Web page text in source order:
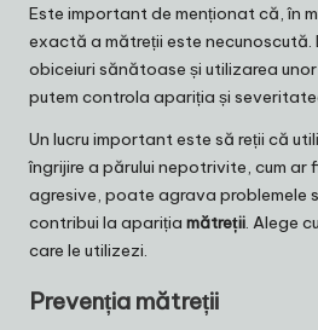
Este important de menționat că, în
exactă a mătreții este
obiceiuri sănătoase și utilizarea
putem controla apariția și
Un lucru important este să reții că
îngrijire a părului nepotrivite, cum ar
agresive, poate agrava problemele
contribui la apariția mătreții. Alege
care le utilizezi.
Prevenția mătreții